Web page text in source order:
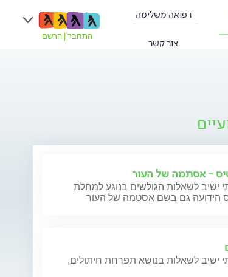
רפואה משלימה
צור קשר
התחבר הרשם
- אסתמה של העור
ישיב לשאלות הגולשים בנוגע למחלת
הידועה גם בשם אסטמה של העור
ישיב לשאלות בנושא תפרחת חיתולים,